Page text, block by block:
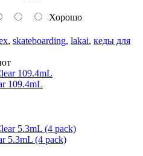
Хорошо
, skateboarding, lakai, кеды для
109.4mL
5.3mL (4 pack)